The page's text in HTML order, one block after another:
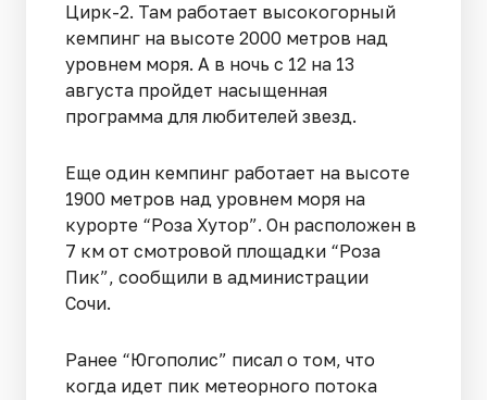
Цирк-2. Там работает высокогорный
кемпинг на высоте 2000 метров над
уровнем моря. А в ночь с 12 на 13
августа пройдет насыщенная
программа для любителей звезд.
Еще один кемпинг работает на высоте
1900 метров над уровнем моря на
курорте “Роза Хутор”. Он расположен в
7 км от смотровой площадки “Роза
Пик”, сообщили в администрации
Сочи.
Ранее “Югополис” писал о том, что
когда идет пик метеорного потока